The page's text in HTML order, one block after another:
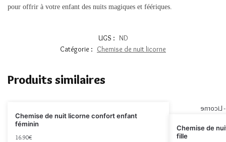
pour offrir à votre enfant des nuits magiques et féériques.
UGS : ND
Catégorie : Chemise de nuit licorne
Produits similaires
Chemise de nuit licorne confort enfant
féminin
16.90€
Chemise de
fille